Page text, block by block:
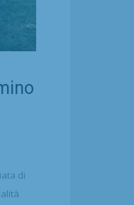
di